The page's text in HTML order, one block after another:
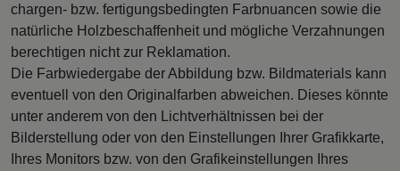
chargen- bzw. fertigungsbedingten Farbnuancen sowie die
natürliche Holzbeschaffenheit und mögliche Verzahnungen
berechtigen nicht zur Reklamation.
Die Farbwiedergabe der Abbildung bzw. Bildmaterials kann
eventuell von den Originalfarben abweichen. Dieses könnte
unter anderem von den Lichtverhältnissen bei der
Bilderstellung oder von den Einstellungen Ihrer Grafikkarte,
Ihres Monitors bzw. von den Grafikeinstellungen Ihres